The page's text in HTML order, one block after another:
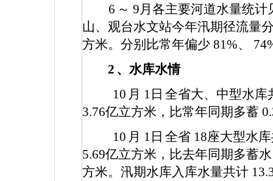
6 ～ 9月各主要河道水量统
山、观台水文站今年汛期径流量
方米。分别比常年偏少 81%、
2 、水库水情
10 月 1 日 全省大、中型水
3.76亿立方米，比常年同期多蓄
10 月 1 日 全省 18座大型水
5.69亿立方米，比去年同期多蓄
方米。汛期水库入库水量共计